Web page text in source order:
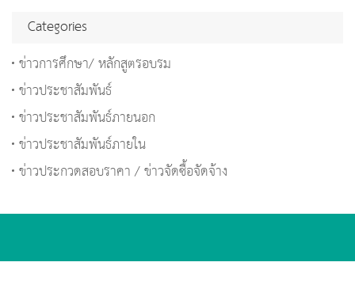
Categories
ข่าวการศึกษา/ หลักสูตรอบรม
ข่าวประชาสัมพันธ์
ข่าวประชาสัมพันธ์ภายนอก
ข่าวประชาสัมพันธ์ภายใน
ข่าวประกวดสอบราคา / ข่าวจัดซื้อจัดจ้าง